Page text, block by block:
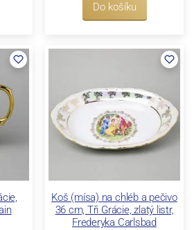
Do košíku
Koš (mísa) na chléb a pečivo
36 cm, Tři Grácie, zlatý listr,
Frederyka Carlsbad